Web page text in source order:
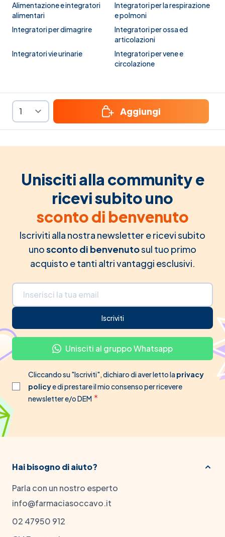
Alimentazione e integratori
alimentari
Integratori per la respirazione
e polmoni
Integratori per dimagrire
Integratori per ossa ed
articolazioni
Integratori vie urinarie
Integratori per vene e
circolazione
Aggiungi
Unisciti alla community e
ricevi subito uno
sconto di benvenuto
Iscriviti alla nostra newsletter e ricevi subito
unosconto di benvenutosul tuo primo
acquisto e tanti altri vantaggi esclusivi.
Indirizzo email
Iscriviti
Unisciti al gruppo Whatsapp
Cliccando su "Iscriviti", dichiaro di aver letto laprivacy
policye di prestare il mio consenso per ricevere
newsletter e/o DEM
Hai bisogno di aiuto?
Parla con un nostro esperto
info@farmaciasoccavo.it
02 47950 912